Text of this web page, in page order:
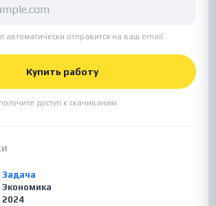
автоматически отправится на ваш email.
Купить работу
доступ к скачиванию.
Задача
Экономика
2024